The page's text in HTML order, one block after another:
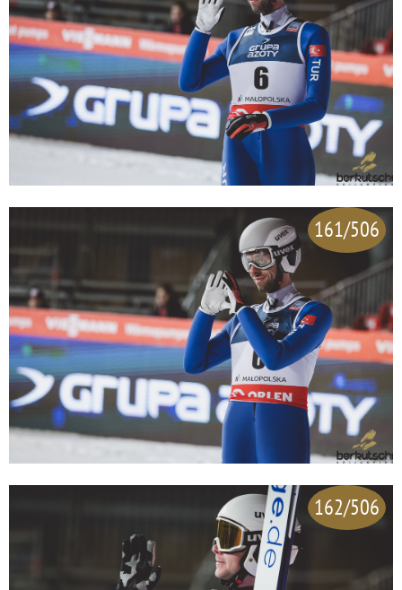
161/506
162/506